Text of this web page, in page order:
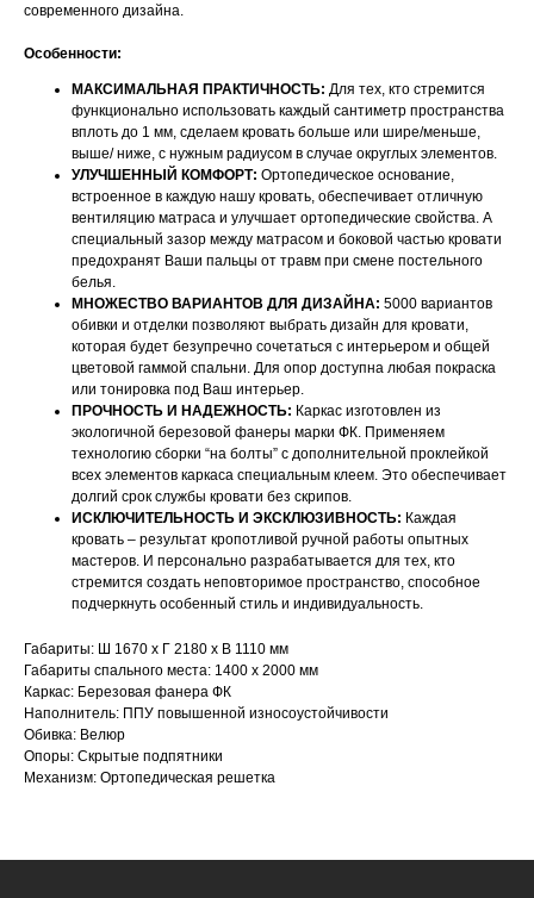
современного дизайна.
Особенности:
МАКСИМАЛЬНАЯ ПРАКТИЧНОСТЬ: Для тех, кто стремится
функционально использовать каждый сантиметр пространства
вплоть до 1 мм, сделаем кровать больше или шире/меньше,
выше/ ниже, с нужным радиусом в случае округлых элементов.
УЛУЧШЕННЫЙ КОМФОРТ: Ортопедическое основание,
встроенное в каждую нашу кровать, обеспечивает отличную
вентиляцию матраса и улучшает ортопедические свойства. А
специальный зазор между матрасом и боковой частью кровати
предохранят Ваши пальцы от травм при смене постельного
белья.
МНОЖЕСТВО ВАРИАНТОВ ДЛЯ ДИЗАЙНА: 5000 вариантов
обивки и отделки позволяют выбрать дизайн для кровати,
которая будет безупречно сочетаться с интерьером и общей
цветовой гаммой спальни. Для опор доступна любая покраска
или тонировка под Ваш интерьер.
ПРОЧНОСТЬ И НАДЕЖНОСТЬ: Каркас изготовлен из
экологичной березовой фанеры марки ФК. Применяем
технологию сборки “на болты” с дополнительной проклейкой
всех элементов каркаса специальным клеем. Это обеспечивает
долгий срок службы кровати без скрипов.
ИСКЛЮЧИТЕЛЬНОСТЬ И ЭКСКЛЮЗИВНОСТЬ: Каждая
кровать – результат кропотливой ручной работы опытных
мастеров. И персонально разрабатывается для тех, кто
стремится создать неповторимое пространство, способное
подчеркнуть особенный стиль и индивидуальность.
Габариты: Ш 1670 х Г 2180 х В 1110 мм
Габариты спального места: 1400 х 2000 мм
Каркас: Березовая фанера ФК
Наполнитель: ППУ повышенной износоустойчивости
Обивка: Велюр
Опоры: Скрытые подпятники
Механизм: Ортопедическая решетка
Воспользуйтесь формой обратной связи,
чтобы связаться с нами
НАШИ МЕНЕДЖЕРЫ ГОТОВЫ
ОТВЕТИТЬ НА ЛЮБЫЕ
Оставьте данные для связи: